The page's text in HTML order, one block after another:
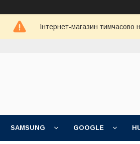
Інтернет-магазин
SAMSUNG GOOGLE